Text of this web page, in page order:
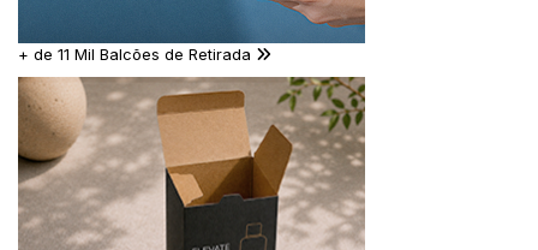
+ de 11 Mil Balcões de Retirada